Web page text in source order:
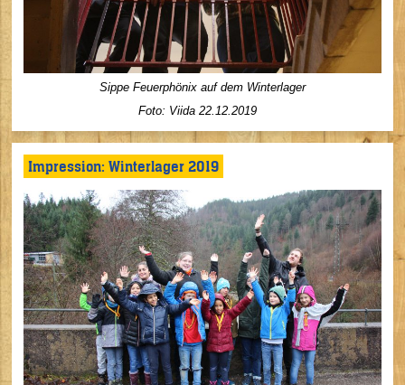
Sippe Feuerphönix auf dem Winterlager
Foto: Viida 22.12.2019
Impression: Winterlager 2019